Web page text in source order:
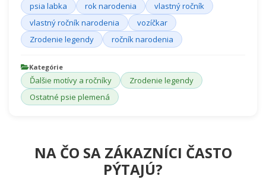
psia labka
rok narodenia
vlastný ročník
vlastný ročník narodenia
vozíčkar
Zrodenie legendy
ročník narodenia
Kategórie
Ďalšie motívy a ročníky
Zrodenie legendy
Ostatné psie plemená
NA ČO SA ZÁKAZNÍCI ČASTO
PÝTAJÚ?